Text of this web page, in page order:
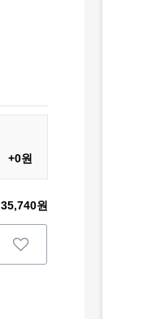
+0원
35,740원